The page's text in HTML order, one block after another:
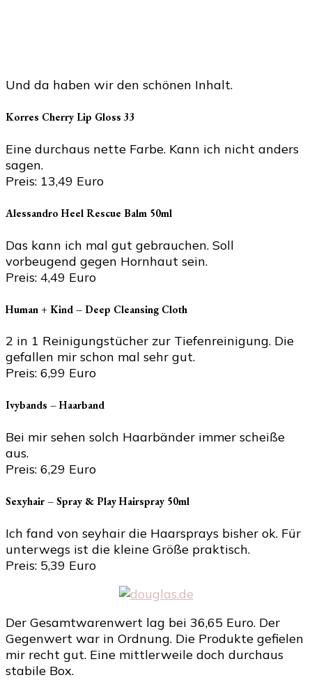
Und da haben wir den schönen Inhalt.
Korres Cherry Lip Gloss 33
Eine durchaus nette Farbe. Kann ich nicht anders
sagen.
Preis: 13,49 Euro
Alessandro Heel Rescue Balm 50ml
Das kann ich mal gut gebrauchen. Soll
vorbeugend gegen Hornhaut sein.
Preis: 4,49 Euro
Human + Kind – Deep Cleansing Cloth
2 in 1 Reinigungstücher zur Tiefenreinigung. Die
gefallen mir schon mal sehr gut.
Preis: 6,99 Euro
Ivybands – Haarband
Bei mir sehen solch Haarbänder immer scheiße
aus.
Preis: 6,29 Euro
Sexyhair – Spray & Play Hairspray 50ml
Ich fand von seyhair die Haarsprays bisher ok. Für
unterwegs ist die kleine Größe praktisch.
Preis: 5,39 Euro
Der Gesamtwarenwert lag bei 36,65 Euro. Der
Gegenwert war in Ordnung. Die Produkte gefielen
mir recht gut. Eine mittlerweile doch durchaus
stabile Box.